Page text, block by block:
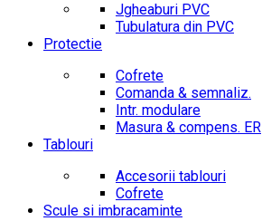
Jgheaburi PVC
Tubulatura din PVC
Protectie
Cofrete
Comanda & semnaliz.
Intr. modulare
Masura & compens. ER
Tablouri
Accesorii tablouri
Cofrete
Scule si imbracaminte